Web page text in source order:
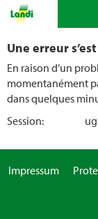
Une erreur
En raison d’un
momentanément
dans quelques
Session:
Impressum